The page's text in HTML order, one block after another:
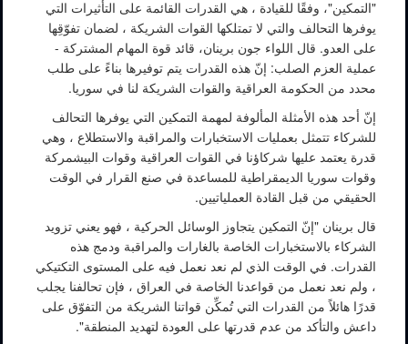
"التمكين"، وفقًا للقيادة ، هي القدرات القائمة على التأثيرات التي
يوفرها التحالف والتي لا تمتلكها القوات الشريكة ، لضمان تفوّقِها
على العدو. قال اللواء جون برينان، قائد قوة المهام المشتركة -
عملية العزم الصلب: إنّ هذه القدرات يتم توفيرها بناءً على طلب
محدد من الحكومة العراقية والقوات الشريكة لنا في سوريا.
إنّ أحد هذه الأمثلة المألوفة لمهمة التمكين التي يوفرها التحالف
للشركاء تتمثل بعمليات الاستخبارات والمراقبة والاستطلاع ، وهي
قدرة يعتمد عليها شركاؤنا في القوات العراقية وقوات البيشمركة
وقوات سوريا الديمقراطية للمساعدة في صنع القرار في الوقت
الحقيقي من قبل القادة العملياتيين.
قال برينان "إنّ التمكين يتجاوز الوسائل الحركية ، فهو يعني تزويد
الشركاء بالاستخبارات الخاصة بالغارات والمراقبة ودمج هذه
القدرات. في الوقت الذي لم نعد نعمل فيه على المستوى التكتيكي
، ولم نعد نعمل من قواعدنا الخاصة في العراق ، فإن تحالفنا يجلب
قدرًا هائلاً من القدرات التي تُمكِّن قواتنا الشريكة من التفوّق على
داعش والتأكد من عدم قدرتها على العودة لتهديد المنطقة".